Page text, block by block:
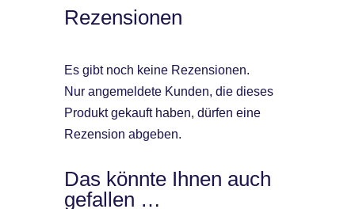
Rezensionen
Es gibt noch keine Rezensionen.
Nur angemeldete Kunden, die dieses
Produkt gekauft haben, dürfen eine
Rezension abgeben.
Das könnte Ihnen auch
gefallen …